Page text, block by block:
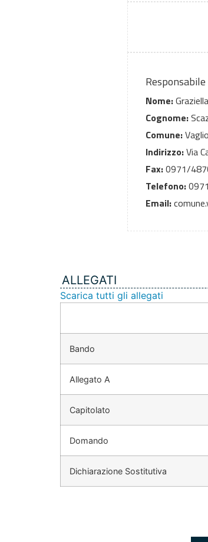
Nome:Graziella
Cognome:
Comune:
Indirizzo:Via
Fax:0971/
Telefono:
Email:
ALLEGATI
Scarica tutti gli allegati
Bando
Allegato A
Capitolato
Domando
Dichiarazione Sostitutiva